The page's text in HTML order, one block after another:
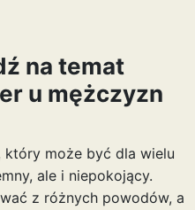
na temat
u mężczyzn
który może być dla wielu
ale i niepokojący.
z różnych powodów, a